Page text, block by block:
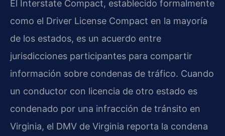
El Interstate Compact, establecido formalmente
como el Driver License Compact en la mayoría
de los estados, es un acuerdo entre
jurisdicciones participantes para compartir
información sobre condenas de tráfico. Cuando
un conductor con licencia de otro estado es
condenado por una infracción de tránsito en
Virginia, el DMV de Virginia reporta la condena